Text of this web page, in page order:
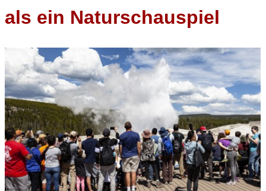
als ein Naturschauspiel